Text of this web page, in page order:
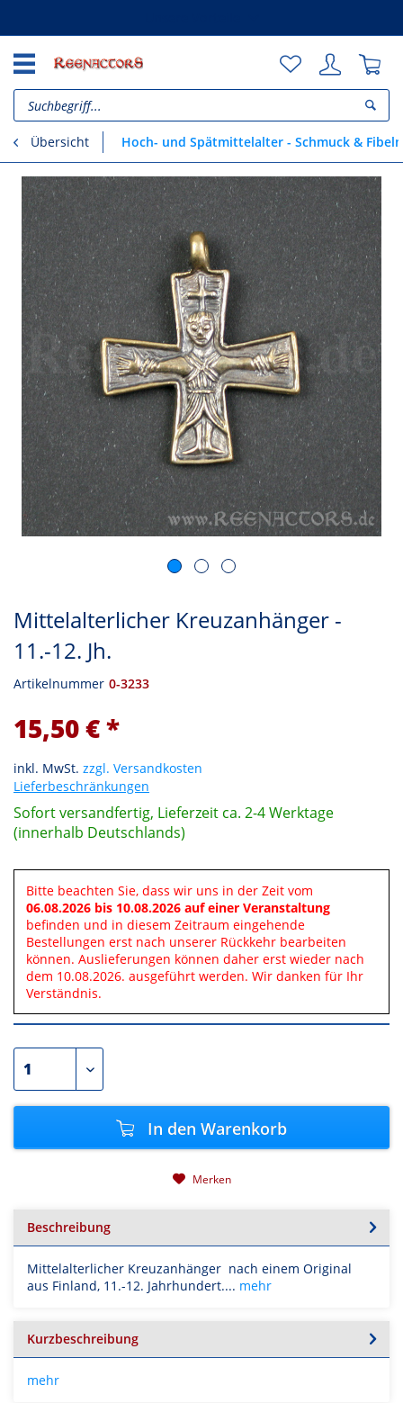
Übersicht Hoch- und Spätmittelalter - Schmuck & Fibeln
Mittelalterlicher Kreuzanhänger -
11.-12. Jh.
Artikelnummer 0-3233
15,50 € *
inkl. MwSt. zzgl. Versandkosten
Lieferbeschränkungen
Sofort versandfertig, Lieferzeit ca. 2-4 Werktage
(innerhalb Deutschlands)
Bitte beachten Sie, dass wir uns in der Zeit vom
06.08.2026 bis 10.08.2026 auf einer Veranstaltung
befinden und in diesem Zeitraum eingehende
Bestellungen erst nach unserer Rückkehr bearbeiten
können. Auslieferungen können daher erst wieder nach
dem 10.08.2026. ausgeführt werden. Wir danken für Ihr
Verständnis.
In den Warenkorb
Merken
Beschreibung
Mittelalterlicher Kreuzanhänger nach einem Original
aus Finland, 11.-12. Jahrhundert.... mehr
Kurzbeschreibung
mehr